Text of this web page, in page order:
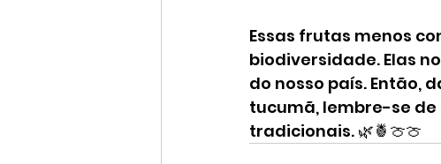
Essas frutas menos
biodiversidade. Elas
do nosso país. Então,
tucumã, lembre-se
tradicionais. 🌿🍍🍈🍈